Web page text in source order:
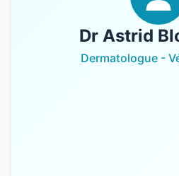
Dr Astrid
Dermatologue -